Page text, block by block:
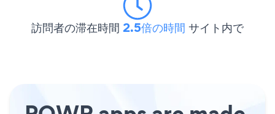
訪問者の滞在時間 2.5倍の時間 サイト内で